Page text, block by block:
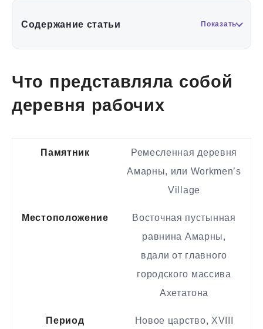
Содержание статьи Показать
Что представляла собой
деревня рабочих
Памятник
Ремесленная деревня
Амарны, или Workmen’s
Village
Местоположение
Восточная пустынная
равнина Амарны,
вдали от главного
городского массива
Ахетатона
Период
Новое царство, XVIII